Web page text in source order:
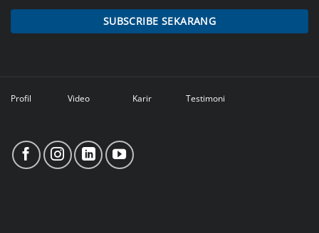
SUBSCRIBE SEKARANG
Profil Video Karir Testimoni